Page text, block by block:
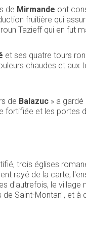
de Mirmande ont
fruitière qui
Tazieff qui en fut
et ses quatre tours
chaudes et
de Balazuc» a gardé
et les portes
trois églises
rayé de la carte,
d'autrefois, le
Saint-Montan", et